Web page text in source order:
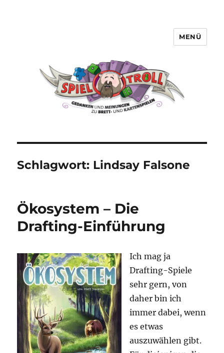
MENÜ
Schlagwort: Lindsay Falsone
Ökosystem – Die
Drafting-Einführung
Ich mag ja
Drafting-Spiele
sehr gern, von
daher bin ich
immer dabei, wenn
es etwas
auszuwählen gibt.